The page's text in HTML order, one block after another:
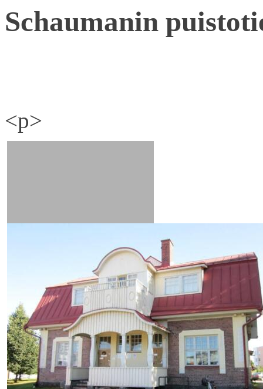
Schaumanin
<p>